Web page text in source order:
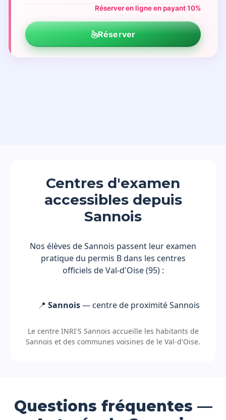
Réserver en ligne en payant 10%
Réserver
Centres d'examen
accessibles depuis
Sannois
Nos élèves de Sannois passent leur examen
pratique du permis B dans les centres
officiels de Val-d'Oise (95) :
📍 Sannois— centre de proximité Sannois
Le centre INRI'S Sannois accueille les habitants de
Sannois et des communes voisines de le Val-d'Oise.
Questions fréquentes —